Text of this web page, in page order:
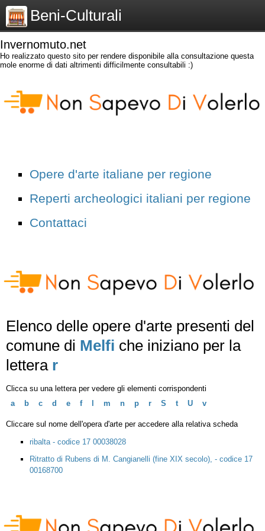
Beni-Culturali
Invernomuto.net
Ho realizzato questo sito per rendere disponibile alla consultazione questa
mole enorme di dati altrimenti difficilmente consultabili :)
Opere d'arte italiane per regione
Reperti archeologici italiani per regione
Contattaci
Elenco delle opere d'arte presenti del
comune di Melfi che iniziano per la
lettera r
Clicca su una lettera per vedere gli elementi corrispondenti
a
b c d e f m n p r S t U v
Cliccare sul nome dell'opera d'arte per accedere alla relativa scheda
ribalta - codice 17 00038028
Ritratto di Rubens di M. Cangianelli (fine XIX secolo), - codice 17
00168700